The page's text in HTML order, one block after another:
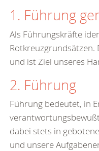
1. Führung
Als Führungskräfte
und ist Ziel unseres
2. Führung
Führung bedeutet, in
dabei stets in
und unsere